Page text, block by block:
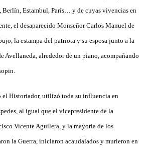
Estambul, París… y de cuyas vivencias en
el desaparecido Monseñor Carlos Manuel de
la estampa del patriota y su esposa junto a la
Avellaneda, alrededor de un piano, acompañando
el Historiador, utilizó toda su influencia en
al igual que el vicepresidente de la
Vicente Aguilera, y la mayoría de los
la Guerra, iniciaron acaudalados y murieron en